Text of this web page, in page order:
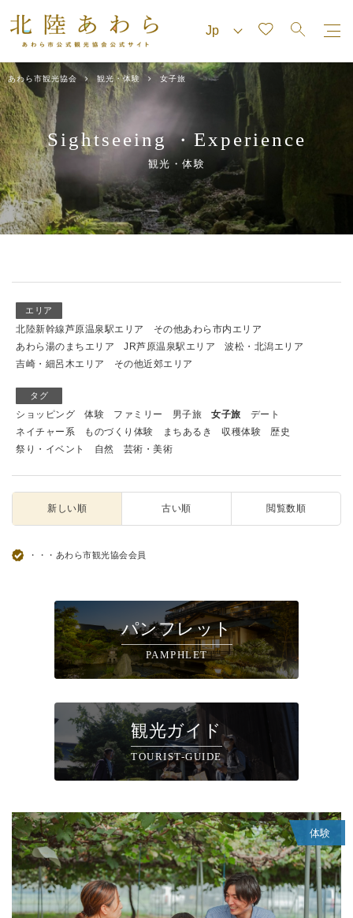
あわら市観光協会 観光・体験 女子旅
Sightseeing・ Experience
観光・体験
エリア
北陸新幹線芦原温泉駅エリア
その他あわら市内エリア
あわら湯のまちエリア
JR芦原温泉駅エリア
波松・北潟エリア
吉崎・細呂木エリア
その他近郊エリア
タグ
ショッピング 体験 ファミリー 男子旅 女子旅
デート
ネイチャー系
ものづくり体験 まちあるき 収穫体験
歴史
祭り・イベント
自然 芸術・美術
新しい順 古い順 閲覧数順
・・・あわら市観光協会会員
パンフレット
PAMPHLET
観光ガイド
TOURIST-GUIDE
体験